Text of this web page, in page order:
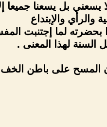
بل يسعنا جميعا
والرأي والإبتداع
لما إجتنبت
السنة لهذا المعنى .
المسح على باطن